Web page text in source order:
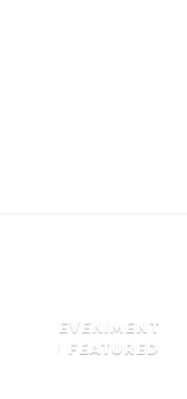
EVENIMENT
FEATURED